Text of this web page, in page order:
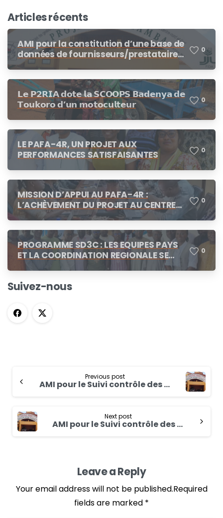
Articles récents
AMI pour la constitution d’une base de
données de fournisseurs/prestataires
dans le cadre des procédures de
de cotation
0
𝗟𝗲 𝗣𝟮𝗥𝗜𝗔 𝗱𝗼𝘁𝗲 𝗹𝗮 𝗦𝗖𝗢𝗢𝗣𝗦 𝗕𝗮𝗱𝗲𝗻𝘆𝗮 𝗱𝗲
𝗧𝗼𝘂𝗸𝗼𝗿𝗼 𝗱’𝘂𝗻 𝗺𝗼𝘁𝗼𝗰𝘂𝗹𝘁𝗲𝘂𝗿
0
LE PAFA-4R, UN PROJET AUX
PERFORMANCES SATISFAISANTES
0
MISSION D’APPUI AU PAFA-4R :
L’ACHÈVEMENT DU PROJET AU CENTRE
DES CONCERTATIONS
0
PROGRAMME SD3C : LES EQUIPES PAYS
ET LA COORDINATION REGIONALE SE
CONCERTENT A N’DJAMENA
0
Suivez-nous
Previous post
AMI pour le Suivi contrôle des travaux de consolidation des basfonds dans la commune de Bokin pour le compte du Programme pour le Renforcement de la Résilience des Petits Producteurs (RESI-2P)
Next post
AMI pour le Suivi contrôle des travaux de consolidation des basfonds dans la commune de Samba pour le compte du Programme pour le Renforcement de la Résilience des Petits Producteurs (RESI-2P)
Leave a Reply
Your email address will not be published.Required
fields are marked *